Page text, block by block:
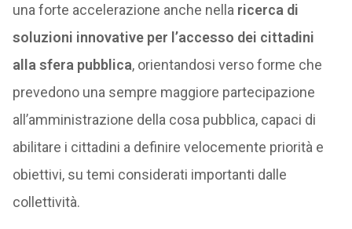
una forte accelerazione anche nella ricerca di
soluzioni innovative per l’accesso dei cittadini
alla sfera pubblica, orientandosi verso forme che
prevedono una sempre maggiore partecipazione
all’amministrazione della cosa pubblica, capaci di
abilitare i cittadini a definire velocemente priorità e
obiettivi, su temi considerati importanti dalle
collettività.